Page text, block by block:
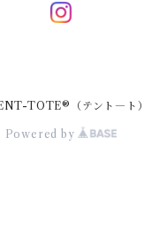
TOTE®（テント―ト）
Powered by